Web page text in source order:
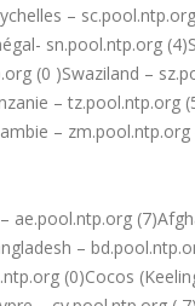
–
sn.pool.ntp.org
(0 )Swaziland –
– tz.pool.ntp.org
–
ae.pool.ntp.org
–
(0)Cocos